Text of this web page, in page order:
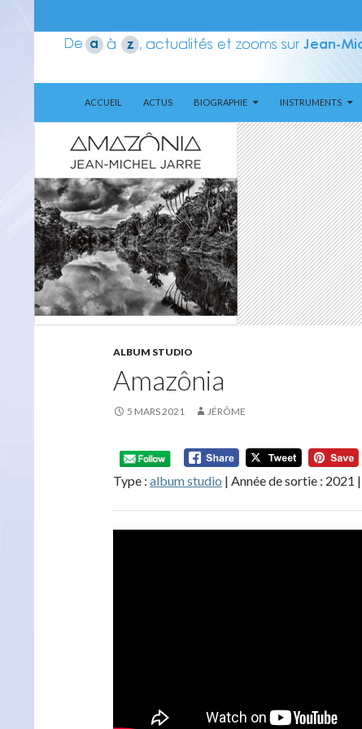
Aerozone JMJ
ACCUEIL
ACTUS BIOGRAPHIE INSTRUMENTS
ALBUM STUDIO
Amazônia
5 MARS 2021 JÉRÔME
Type : album studio | Année de sortie : 2021